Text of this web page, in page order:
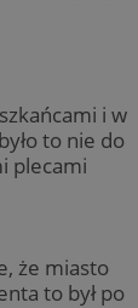
i w
to nie do
plecami
że miasto
to był po